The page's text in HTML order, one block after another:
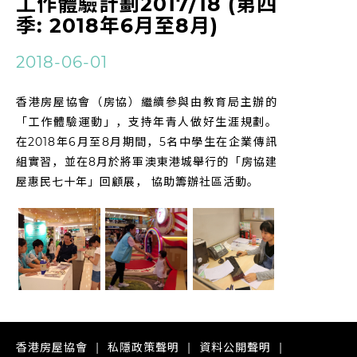
季: 2018年6月至8月)
2018-06-01
香港房屋協會（房協）繼續參與由教育局主辦的
「工作體驗運動」，支持年青人做好生涯規劃。
在2018年6月至8月期間，5名中學生在企業傳訊
組實習，並在8月於將軍澳東港城舉行的「房協建
屋惠民七十年」回顧展， 協助籌辦社區活動。
香港房屋協會 私隱政策聲明 資料公開聲明